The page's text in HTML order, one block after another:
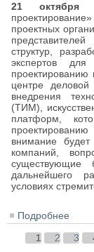
21 октября
проектных
структур,
экспертов
центре
внедрения
(ТИМ),
платформ,
внимание будет
компаний,
существующие
дальнейшего
условиях
Подробнее
Страницы
1 2 3